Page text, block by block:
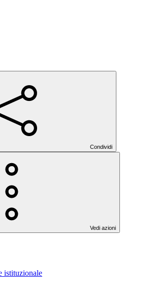
Condividi
Vedi azioni
istituzionale